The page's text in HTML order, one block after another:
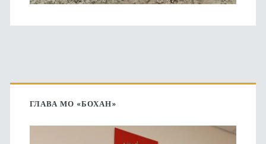
Основная
боковая
ГЛАВА МО «БОХАН»